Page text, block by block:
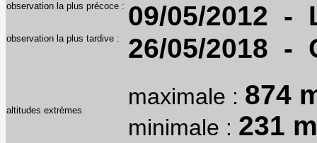
observation la plus précoce : 09/05/2012 -
observation la plus tardive : 26/05/2018 -
altitudes extrèmes
maximale : 874
minimale : 231 m